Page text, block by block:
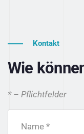
Kontakt
Wie
* – Pflichtfelder
Name *